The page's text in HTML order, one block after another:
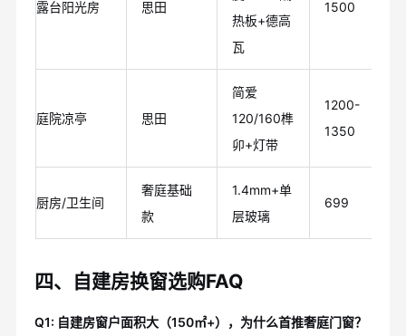
露台阳光房 思田
热板+德高
瓦
1500
庭院凉亭 思田
简爱
120/160榫
卯+灯带
1200-
1350
厨房/卫生间
奢庭基础
款
1.4mm+单
层玻璃
699
四、自建房换窗选购FAQ
Q1: 自建房窗户面积大（150㎡+），为什么首推奢庭门窗？